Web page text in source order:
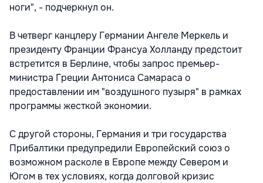
ноги", - подчеркнул он.
В четверг канцлеру Германии Ангеле Меркель и
президенту Франции Франсуа Холланду предстоит
встретится в Берлине, чтобы запрос премьер-
министра Греции Антониса Самараса о
предоставлении им "воздушного пузыря" в рамках
программы жесткой экономии.
С другой стороны, Германия и три государства
Прибалтики предупредили Европейский союз о
возможном расколе в Европе между Севером и
Югом в тех условиях, когда долговой кризис